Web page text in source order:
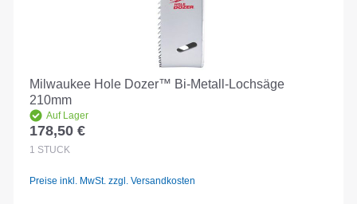
Milwaukee Hole Dozer™ Bi-Metall-Lochsäge
210mm
Auf Lager
Regulärer Preis:
178,50 €
1 STÜCK
Preise inkl. MwSt. zzgl. Versandkosten